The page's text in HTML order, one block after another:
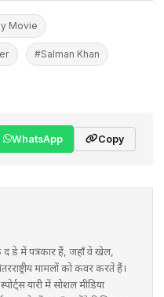
Movie
#Salman Khan
WhatsApp Copy
डे में पत्रकार हैं, जहाँ वे खेल,
मामलों को कवर करते हैं।
यारी में सोशल मीडिया